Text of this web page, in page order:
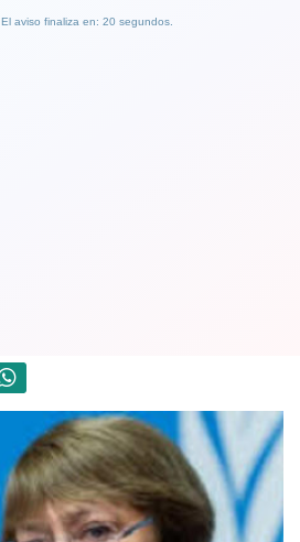
El aviso finaliza en: 19 segundos.